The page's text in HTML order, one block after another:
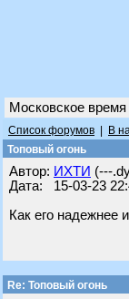
Московское время
Список форумов В
Топовый огонь
Автор: ИХТИ (---
Дата: 15-03-23
Как его надежнее
Re: Топовый огонь